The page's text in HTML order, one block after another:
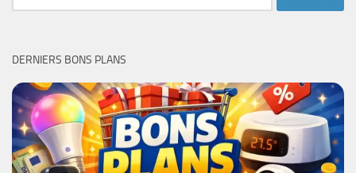
DERNIERS BONS PLANS